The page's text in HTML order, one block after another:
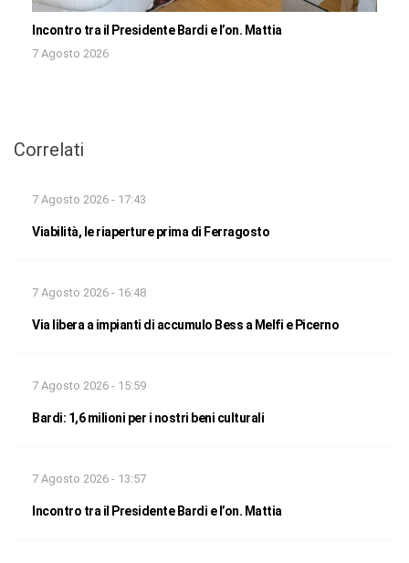
Incontro tra il Presidente Bardi e l’on. Mattia
7 Agosto 2026
Correlati
7 Agosto 2026 - 17:43
Viabilità, le riaperture prima di Ferragosto
7 Agosto 2026 - 16:48
Via libera a impianti di accumulo Bess a Melfi e Picerno
7 Agosto 2026 - 15:59
Bardi: 1,6 milioni per i nostri beni culturali
7 Agosto 2026 - 13:57
Incontro tra il Presidente Bardi e l’on. Mattia